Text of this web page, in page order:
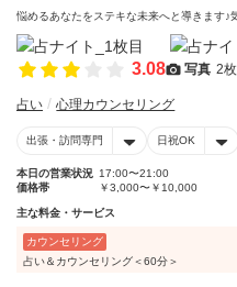
悩めるあなたをステキな未来へと導きます♪
3.08 写真 2枚
占い 心理カウンセリング
出張・訪問専門 日祝OK
本日の営業状況 17:00〜21:00
価格帯
￥3,000〜￥10,000
主な料金・サービス
カウンセリング
占い＆カウンセリング＜60分＞